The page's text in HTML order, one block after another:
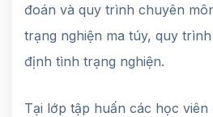
đoán và quy trình chuyên
trạng nghiện ma túy, quy
định tình trạng nghiện.
Tại lớp tập huấn các học viên